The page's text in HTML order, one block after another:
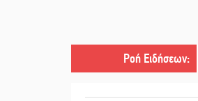
Ροή Ειδήσεων:
||